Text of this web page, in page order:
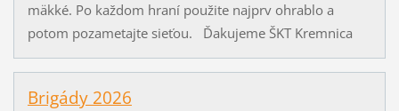
mäkké. Po každom hraní použite najprv ohrablo a
potom pozametajte sieťou. Ďakujeme ŠKT Kremnica
Brigády 2026